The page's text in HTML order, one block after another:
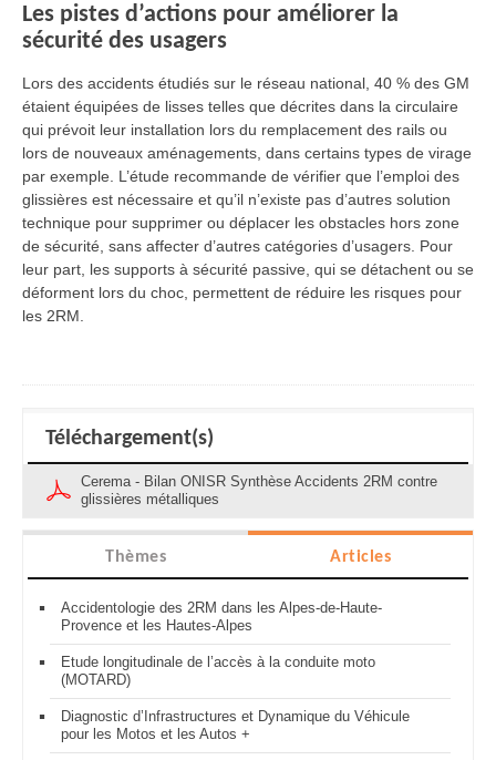
Les pistes d’actions pour améliorer la
sécurité des usagers
Lors des accidents étudiés sur le réseau national, 40 % des GM
étaient équipées de lisses telles que décrites dans la circulaire
qui prévoit leur installation lors du remplacement des rails ou
lors de nouveaux aménagements, dans certains types de virage
par exemple. L’étude recommande de vérifier que l’emploi des
glissières est nécessaire et qu’il n’existe pas d’autres solution
technique pour supprimer ou déplacer les obstacles hors zone
de sécurité, sans affecter d’autres catégories d’usagers. Pour
leur part, les supports à sécurité passive, qui se détachent ou se
déforment lors du choc, permettent de réduire les risques pour
les 2RM.
Téléchargement(s)
Cerema - Bilan ONISR Synthèse Accidents 2RM contre
glissières métalliques
Thèmes Articles
Accidentologie des 2RM dans les Alpes-de-Haute-
Provence et les Hautes-Alpes
Etude longitudinale de l’accès à la conduite moto
(MOTARD)
Diagnostic d’Infrastructures et Dynamique du Véhicule
pour les Motos et les Autos +